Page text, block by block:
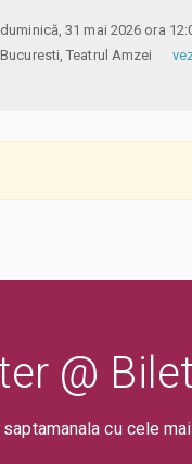
duminică, 31 mai 2026 ora
Bucuresti, Teatrul Amzei
@
cu cele